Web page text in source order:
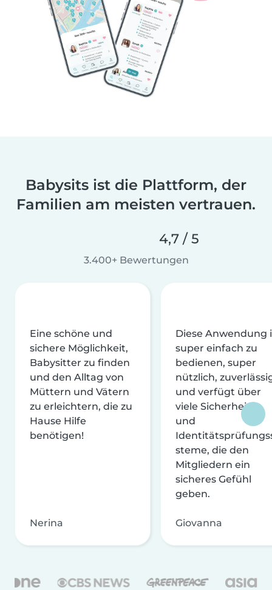
Babysits ist die Plattform, der
Familien am meisten vertrauen.
4,7 / 5
3.400+ Bewertungen
Eine schöne und
sichere Möglichkeit,
Babysitter zu finden
und den Alltag von
Müttern und Vätern
zu erleichtern, die zu
Hause Hilfe
benötigen!
Nerina
Diese Anwendung
super einfach zu
bedienen, super
nützlich,
und verfügt über
viele Sicherheits-
und
steme, die den
Mitgliedern ein
sicheres Gefühl
geben.
Giovanna